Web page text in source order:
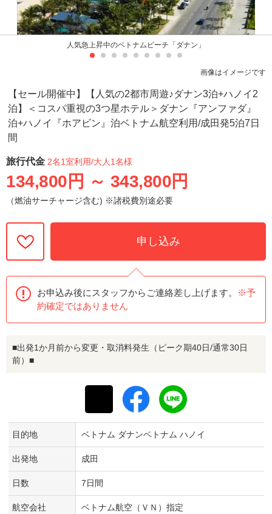
人気急上昇中のベトナムビーチ「ダナン」
画像はイメージです
【セール開催中】【人気の2都市周遊♪ダナン3泊+ハノイ2
泊】＜コスパ重視の3つ星ホテル＞ダナン『アンファダ』
泊+ハノイ『ホアビン』泊ベトナム航空利用/成田発5泊7日
間
旅行代金 2名1室利用/大人1名様
134,800円 ～ 343,800円
（燃油サーチャージ含む) ※諸税費別途必要
申し込み
お申込み後にスタッフからご連絡差し上げます。
※予
約確定ではありません
■出発1か月前から変更・取消料発生（ピーク期40日/通常30日
前）■
目的地 ベトナム ダナンベトナム ハノイ
出発地 成田
日数 7日間
航空会社 ベトナム航空（ＶＮ）指定